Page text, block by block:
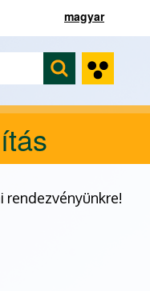
magyar
rendezvényünkre!